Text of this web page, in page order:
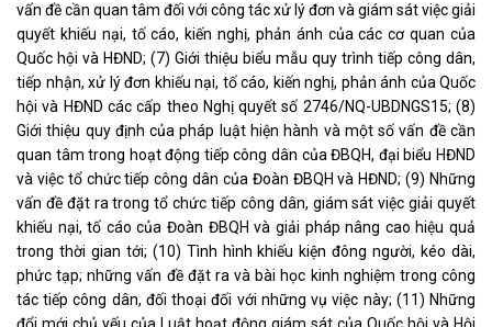
vấn đề cần quan tâm đối với công tác xử lý đơn và giám sát việc giải
quyết khiếu nại, tố cáo, kiến nghị, phản ánh của các cơ quan của
Quốc hội và HĐND; (7) Giới thiệu biểu mẫu quy trình tiếp công dân,
tiếp nhận, xử lý đơn khiếu nại, tố cáo, kiến nghị, phản ánh của Quốc
hội và HĐND các cấp theo Nghị quyết số 2746/NQ-UBDNGS15; (8)
Giới thiệu quy định của pháp luật hiện hành và một số vấn đề cần
quan tâm trong hoạt động tiếp công dân của ĐBQH, đại biểu HĐND
và việc tổ chức tiếp công dân của Đoàn ĐBQH và HĐND; (9) Những
vấn đề đặt ra trong tổ chức tiếp công dân, giám sát việc giải quyết
khiếu nại, tố cáo của Đoàn ĐBQH và giải pháp nâng cao hiệu quả
trong thời gian tới; (10) Tình hình khiếu kiện đông người, kéo dài,
phức tạp; những vấn đề đặt ra và bài học kinh nghiệm trong công
tác tiếp công dân, đối thoại đối với những vụ việc này; (11) Những